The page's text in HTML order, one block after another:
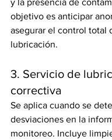
y la presencia de
objetivo es anticipar
asegurar el control total
lubricación.
3. Servicio de
correctiva
Se aplica cuando se
desviaciones en la
monitoreo. Incluye